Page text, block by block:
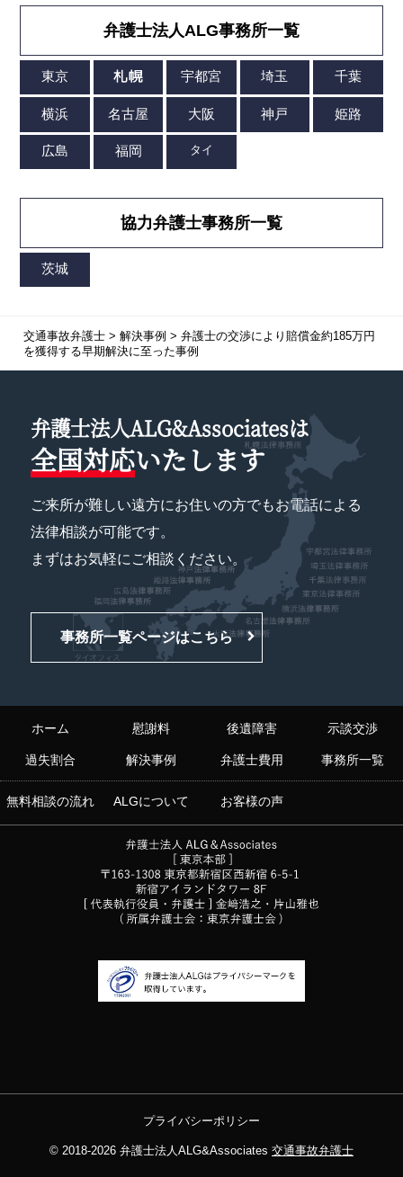
弁護士法人ALG事務所一覧
協力弁護士事務所一覧
交通事故弁護士> 解決事例 > 弁護士の交渉により賠償金約185万円
を獲得する早期解決に至った事例
弁護士法人ALG&Associatesは
全国対応いたします
ご来所が難しい遠方にお住いの方でもお電話による
法律相談が可能です。
まずはお気軽にご相談ください。
事務所一覧ページはこちら
ホーム 慰謝料 後遺障害 示談交渉
過失割合 解決事例 弁護士費用 事務所一覧
無料相談の流れ ALGについて お客様の声
プライバシーポリシー
© 2018-2026 弁護士法人ALG&Associates 交通事故弁護士